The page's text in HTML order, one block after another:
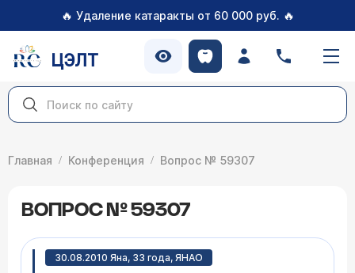
🔥 Удаление катаракты от 60 000 руб. 🔥
ЦЭЛТ
Главная Конференция Вопрос № 59307
ВОПРОС № 59307
30.08.2010 Яна, 33 года, ЯНАО